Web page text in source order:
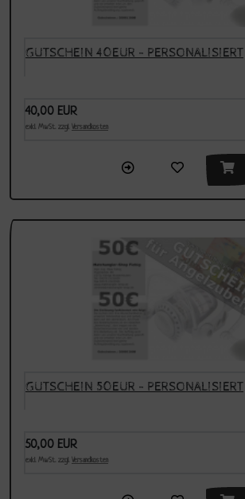
GUTSCHEIN 40EUR - PERSONALISIERT
40,00 EUR
exkl. MwSt. zzgl. Versandkosten
GUTSCHEIN 50EUR - PERSONALISIERT
50,00 EUR
exkl. MwSt. zzgl. Versandkosten